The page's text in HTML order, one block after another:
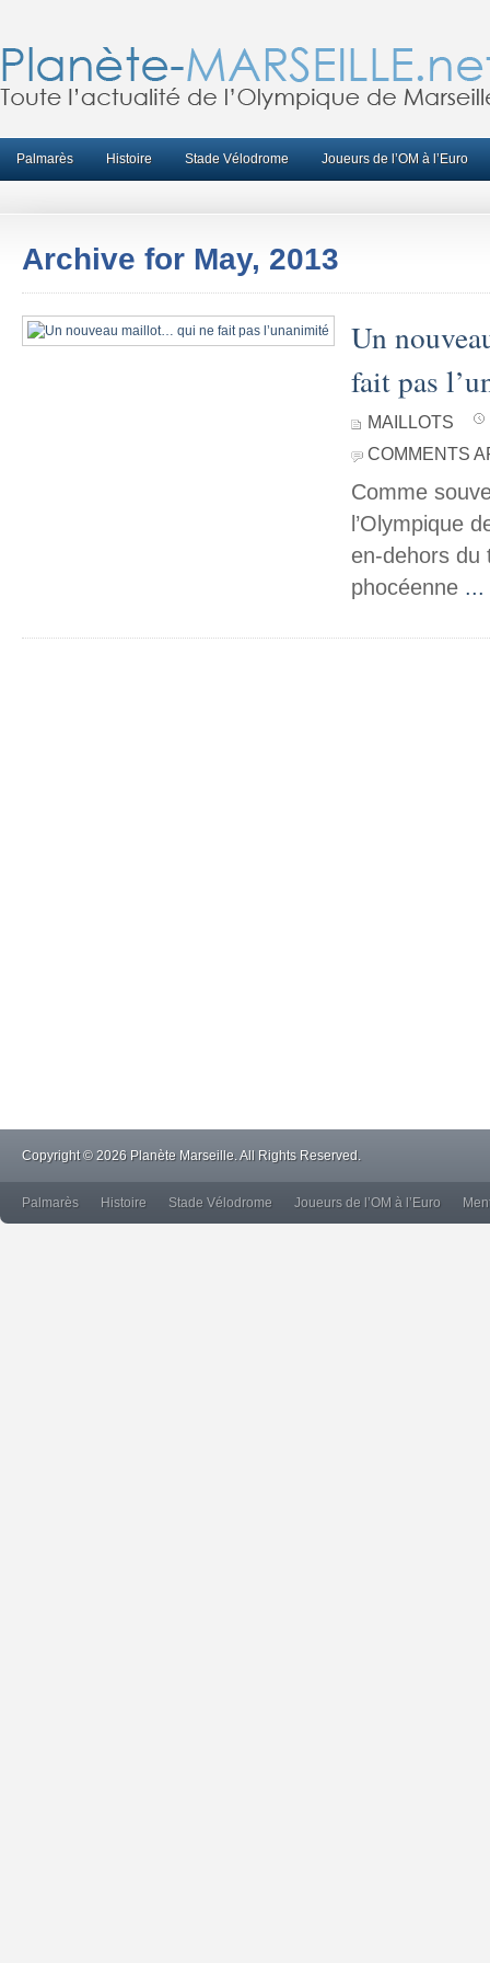
Palmarès Histoire Stade Vélodrome Joueurs de l’OM à l’Euro
Archive for May, 2013
Un
fait pas
MAILLOTS
COMMENTS
Comme
l’Olympique
en-dehors du
phocéenne ...
Copyright © 2026 Planète Marseille. All Rights Reserved.
Palmarès Histoire Stade Vélodrome Joueurs de l’OM à l’Euro